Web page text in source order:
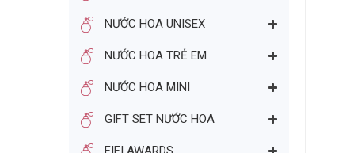
NƯỚC HOA UNISEX
NƯỚC HOA TRẺ EM
NƯỚC HOA MINI
GIFT SET NƯỚC HOA
ILLICIT EDP 10ML - CHAI LĂN
550.000đ
Mua ngay